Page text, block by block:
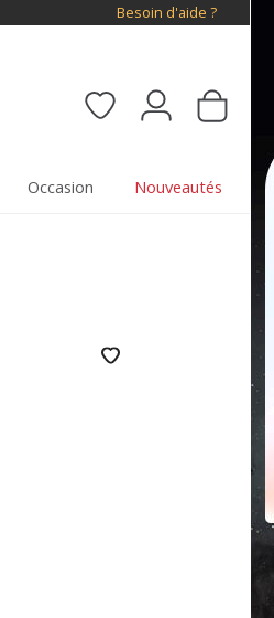
Besoin d'aide ?
Occasion Nouveautés